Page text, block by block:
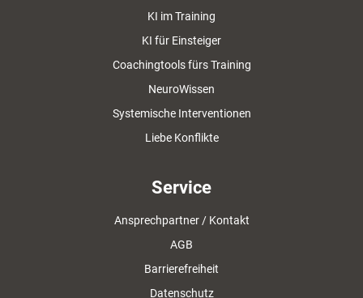
KI im Training
KI für Einsteiger
Coachingtools fürs Training
NeuroWissen
Systemische Interventionen
Liebe Konflikte
Service
Ansprechpartner / Kontakt
AGB
Barrierefreiheit
Datenschutz